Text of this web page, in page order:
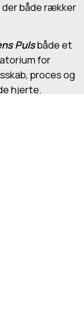
både rækker
Pulsbåde et
for
proces og
hjerte.